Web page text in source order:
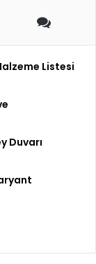
Listesi
Duvarı